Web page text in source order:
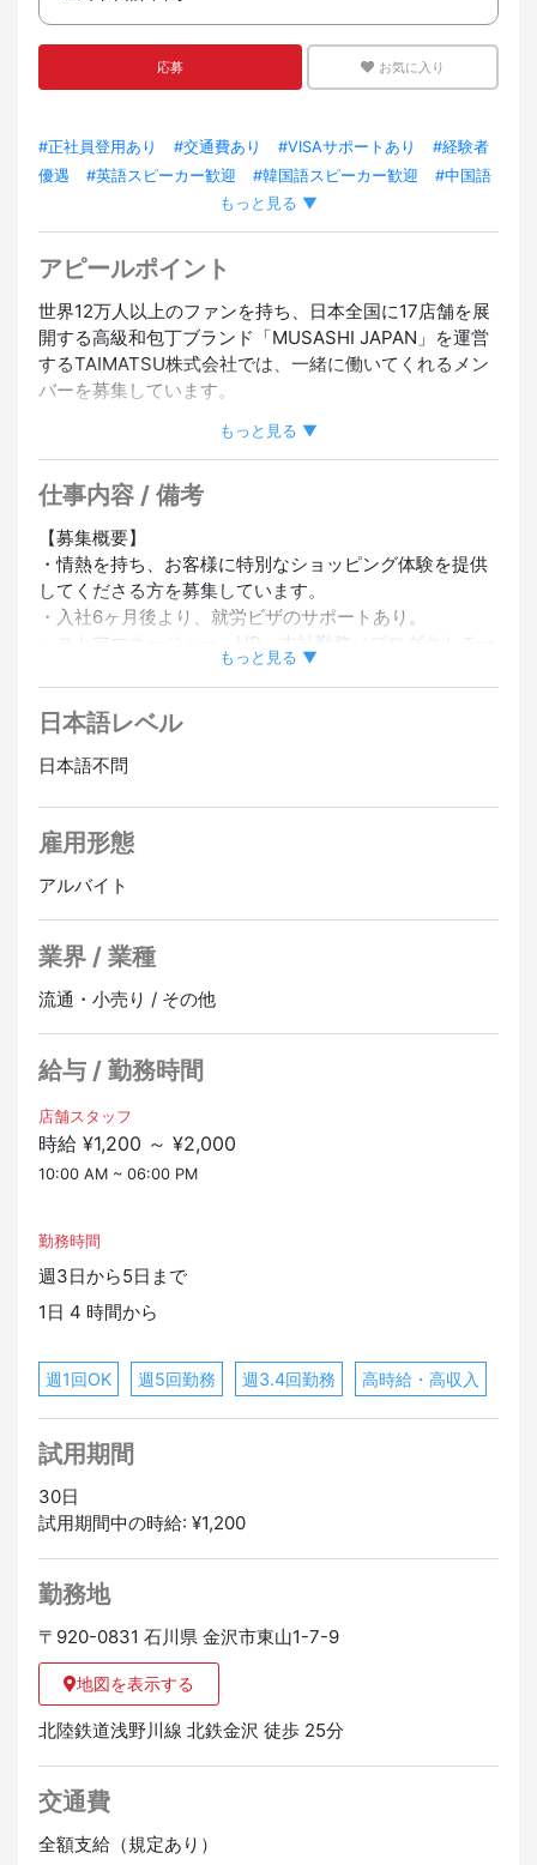
応募 お気に入り
#正社員登用あり #交通費あり #VISAサポートあり
#経験者
優遇
#英語スピーカー歓迎 #韓国語スピーカー歓迎
#中国語
#ベトナム語スピーカー歓迎
ピーカー歓迎
#タガログ語スピーカー歓迎
#スペイン語スピー
カー歓迎
#日本語ビギナー歓迎
ームで働く
もっと見る ▼
アピールポイント
世界12万人以上のファンを持ち、日本全国に17店舗を展
開する高級和包丁ブランド「MUSASHI JAPAN」を運営
するTAIMATSU株式会社では、一緒に働いてくれるメン
バーを募集しています。
スタッフ
※その他にも、スキルやご経験に応じ、別ポジションのご
提案をさせていただく可能性もあります。
【求める人物像】
・情熱を持ち、お客様に特別なショッピング体験を提供
・日本文化や伝統工芸に興味・関心がある方
・多国籍なメンバーとのチームワークを楽しめる方
・英語が流暢またはネイティブレベル
・平日夜間・週末・祝日など柔軟に勤務できる方
販売経験、包丁の知識、料理関係の経験
高いコミュニケーション力と接客スキル
我々は、伝統的な技術と文化を継承し、持続可能な方法
で新しい形に繋げることを目指しています。
もっと見る ▼
仕事内容 / 備考
【募集概要】
・情熱を持ち、お客様に特別なショッピング体験を提供
してくださる方を募集しています。
・入社6ヶ月後より、就労ビザのサポートあり。
・ストアマネージャー、HR、本社勤務（プロダクトチー
ム、CRMチーム）など、幅広いキャリアパス
・販売経験、包丁の知識、料理分野での経験をお持ちの
【主な業務内容】
・接客、販売対応
・店舗の清掃および商品ディスプレイ
・免税手続きや通訳のサポート
【TAIMATSUについて】
TAIMATSU株式会社は、日本の伝統工芸を再定義する企
業です。
世界各国から集まった多様なバックグラウンドを持つメ
ンバーが、革新的な視点で伝統工芸の可能性を追求して
和包丁から日本酒、侍精神が息づく体験施設まで、私た
ちが創り出すサービスやプロダクトは、伝統の魅力を最
大限に引き出し、グローバルに発信しています。
もっと見る ▼
日本語レベル
日本語不問
雇用形態
アルバイト
業界 / 業種
流通・小売り / その他
給与 / 勤務時間
店舗スタッフ
時給 ¥1,200 ～ ¥2,000
10:00 AM ~ 06:00 PM
勤務時間
週3日から5日まで
1日 4 時間から
週1回OK 週5回勤務 週3.4回勤務 高時給・高収入
試用期間
30日
試用期間中の時給: ¥1,200
勤務地
〒920-0831 石川県 金沢市東山1-7-9
地図を表示する
北陸鉄道浅野川線 北鉄金沢 徒歩 25分
交通費
全額支給（規定あり）